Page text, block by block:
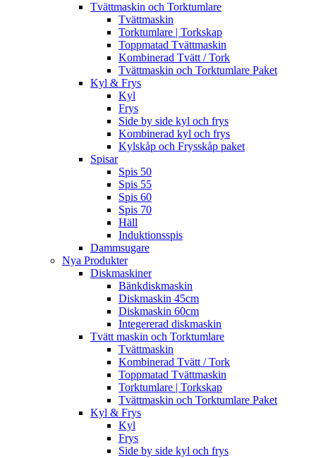
Tvättmaskin och Torktumlare
Tvättmaskin
Torktumlare | Torkskap
Toppmatad Tvättmaskin
Kombinerad Tvätt / Tork
Tvättmaskin och Torktumlare Paket
Kyl & Frys
Kyl
Frys
Side by side kyl och frys
Kombinerad kyl och frys
Kylskåp och Frysskåp paket
Spisar
Spis 50
Spis 55
Spis 60
Spis 70
Häll
Induktionsspis
Dammsugare
Nya Produkter
Diskmaskiner
Bänkdiskmaskin
Diskmaskin 45cm
Diskmaskin 60cm
Integererad diskmaskin
Tvätt maskin och Torktumlare
Tvättmaskin
Kombinerad Tvätt / Tork
Toppmatad Tvättmaskin
Torktumlare | Torkskap
Tvättmaskin och Torktumlare Paket
Kyl & Frys
Kyl
Frys
Side by side kyl och frys